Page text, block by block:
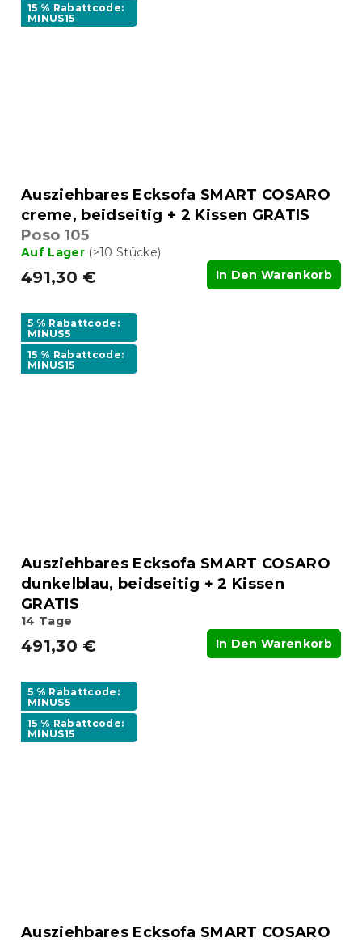
15 % Rabattcode:
MINUS15
Ausziehbares Ecksofa SMART COSARO
creme, beidseitig + 2 Kissen GRATIS
Poso 105
Auf Lager (>10 Stücke)
491,30 € In Den Warenkorb
5 % Rabattcode:
MINUS5
15 % Rabattcode:
MINUS15
Ausziehbares Ecksofa SMART COSARO
dunkelblau, beidseitig + 2 Kissen
GRATIS
14 Tage
491,30 € In Den Warenkorb
5 % Rabattcode:
MINUS5
15 % Rabattcode:
MINUS15
Ausziehbares Ecksofa SMART COSARO